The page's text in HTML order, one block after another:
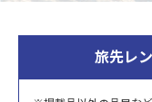
旅先レ